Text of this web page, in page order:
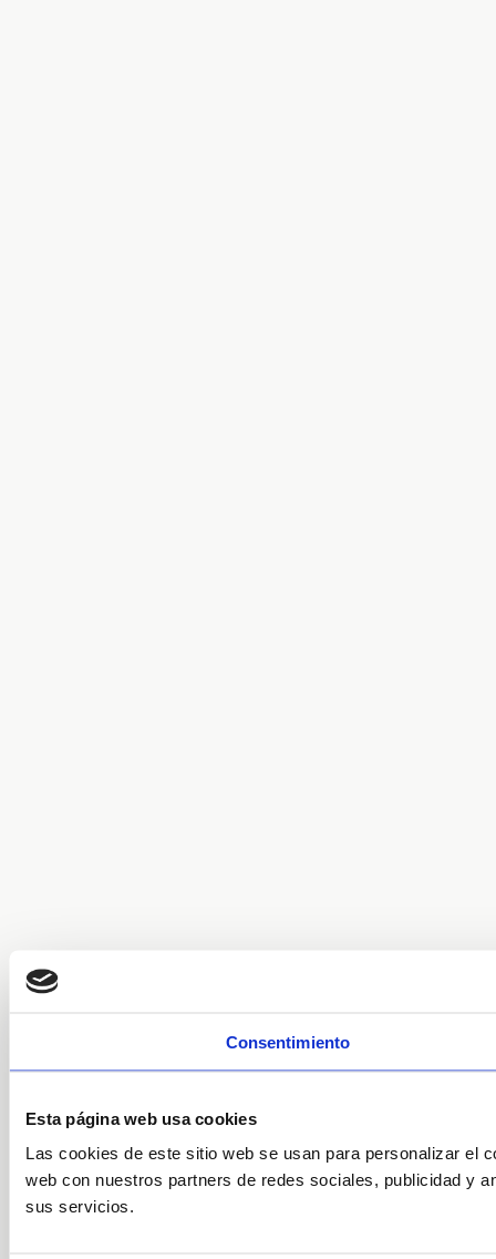
Consentimiento
Esta página web usa cookies
Las cookies de este sitio web se usan para personalizar el
web con nuestros partners de redes sociales, publicidad y
sus servicios.